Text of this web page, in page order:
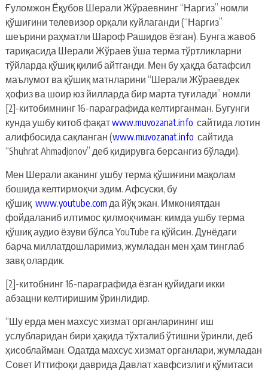
Ғуломжон Ёқубов Шерали Жўраевнинг “Наргиз” номли
қўшиғини телевизор орқали куйлаганди (“Наргиз”
шеърини раҳматли Шароф Рашидов ёзган). Бунга жавоб
тариқасида Шерали Жўраев ўша терма тўртликларни
тўйларда қўшиқ қилиб айтганди. Мен бу ҳақда батафсил
маълумот ва қўшиқ матнларини “Шерали Жўраевдек
ҳофиз ва шоир юз йилларда бир марта туғилади” номли
[2]-китобимнинг 16-параграфида келтирганман. Бугунги
кунда ушбу китоб фақатwww.muvozanat.info сайтида лотин
алифбосида сақланган (www.muvozanat.info сайтида
“Shuhrat Ahmadjonov” деб қидирувга берсангиз бўлади).
Мен Шерали аканинг ушбу терма қўшиғини мақолам
бошида келтирмоқчи эдим. Афсуски, бу
қўшиқ www.youtube.com да йўқ экан. Имкониятдан
фойдаланиб илтимос қилмоқчиман: кимда ушбу терма
қўшиқ аудио ёзуви бўлса YouTube га қўйсин. Дунёдаги
барча миллатдошларимиз, жумладан мен ҳам тинглаб
завқ олардик.
[2]-китобнинг 16-параграфида ёзган қуйидаги икки
абзацни келтиришим ўринлидир.
“Шу ерда мен махсус хизмат органларининг иш
услубларидан бири ҳақида тўхталиб ўтишни ўринли, деб
ҳисоблайман. Одатда махсус хизмат органлари, жумладан
Совет Иттифоқи даврида Давлат хавфсизлиги қўмитаси